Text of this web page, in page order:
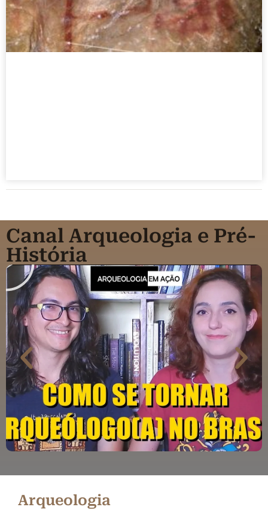
Canal Arqueologia e Pré-
História
Arqueologia